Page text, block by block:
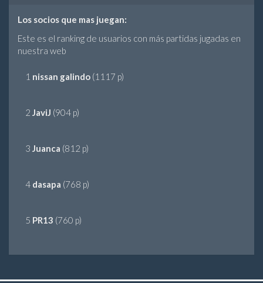
Los socios que mas juegan:
Este es el ranking de usuarios con más partidas jugadas en
nuestra web
1 nissan galindo (1117 p)
2 JaviJ (904 p)
3 Juanca (812 p)
4 dasapa (768 p)
5 PR13 (760 p)